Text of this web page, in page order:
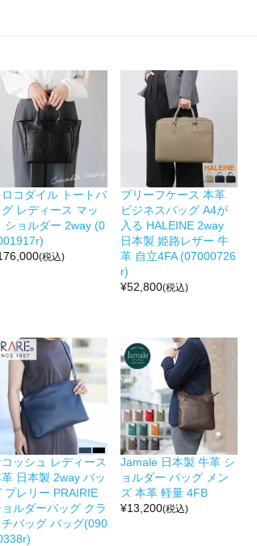
コダイル トートバ
レディース マッ
ショルダー 2way (0
(税込)
ブリーフケース 本革
ビジネスバッグ A4が
入る HALEINE 2way
日本製 姫路レザー 牛
革 自立4FA (07000726
r)
¥52,800(税込)
ッシュ レディース
日本製 2way バッ
プレリー PRAIRIE
ルダーバッグ クラ
バッグ バッグ(090
Jamale 日本製 牛革 シ
ョルダー バッグ メン
ズ 本革 軽量 4FB
¥13,200(税込)